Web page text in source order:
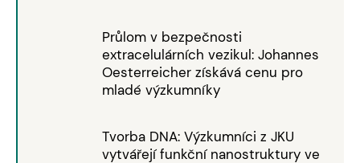
Průlom v bezpečnosti
extracelulárních vezikul: Johannes
Oesterreicher získává cenu pro
mladé výzkumníky
Tvorba DNA: Výzkumníci z JKU
vytvářejí funkční nanostruktury ve